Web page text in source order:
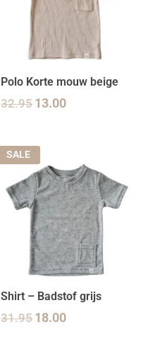
Polo Korte mouw beige
32.9513.00
SALE
Shirt – Badstof grijs
31.9518.00